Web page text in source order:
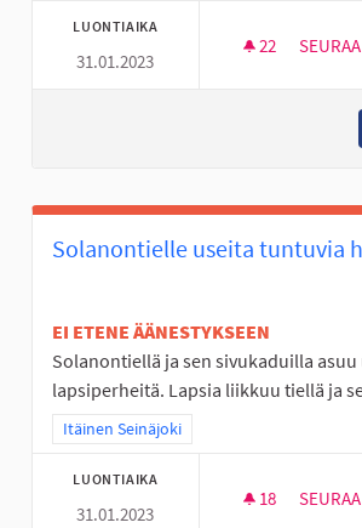
LUONTIAIKA
31.01.2023
22 22
SEURAA
Solanontielle useita tuntuvia
EI ETENE ÄÄNESTYKSEEN
Solanontiellä ja sen sivukaduilla asuu
lapsiperheitä. Lapsia liikkuu tiellä ja
Rajaa tulokset teeman mukaan: Itäinen
Itäinen Seinäjoki
LUONTIAIKA
31.01.2023
18 18
SEURAA